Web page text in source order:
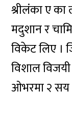
श्रीलंका ए का
मदुशान र
विकेट लिए ।
विशाल
ओभरमा २ सय